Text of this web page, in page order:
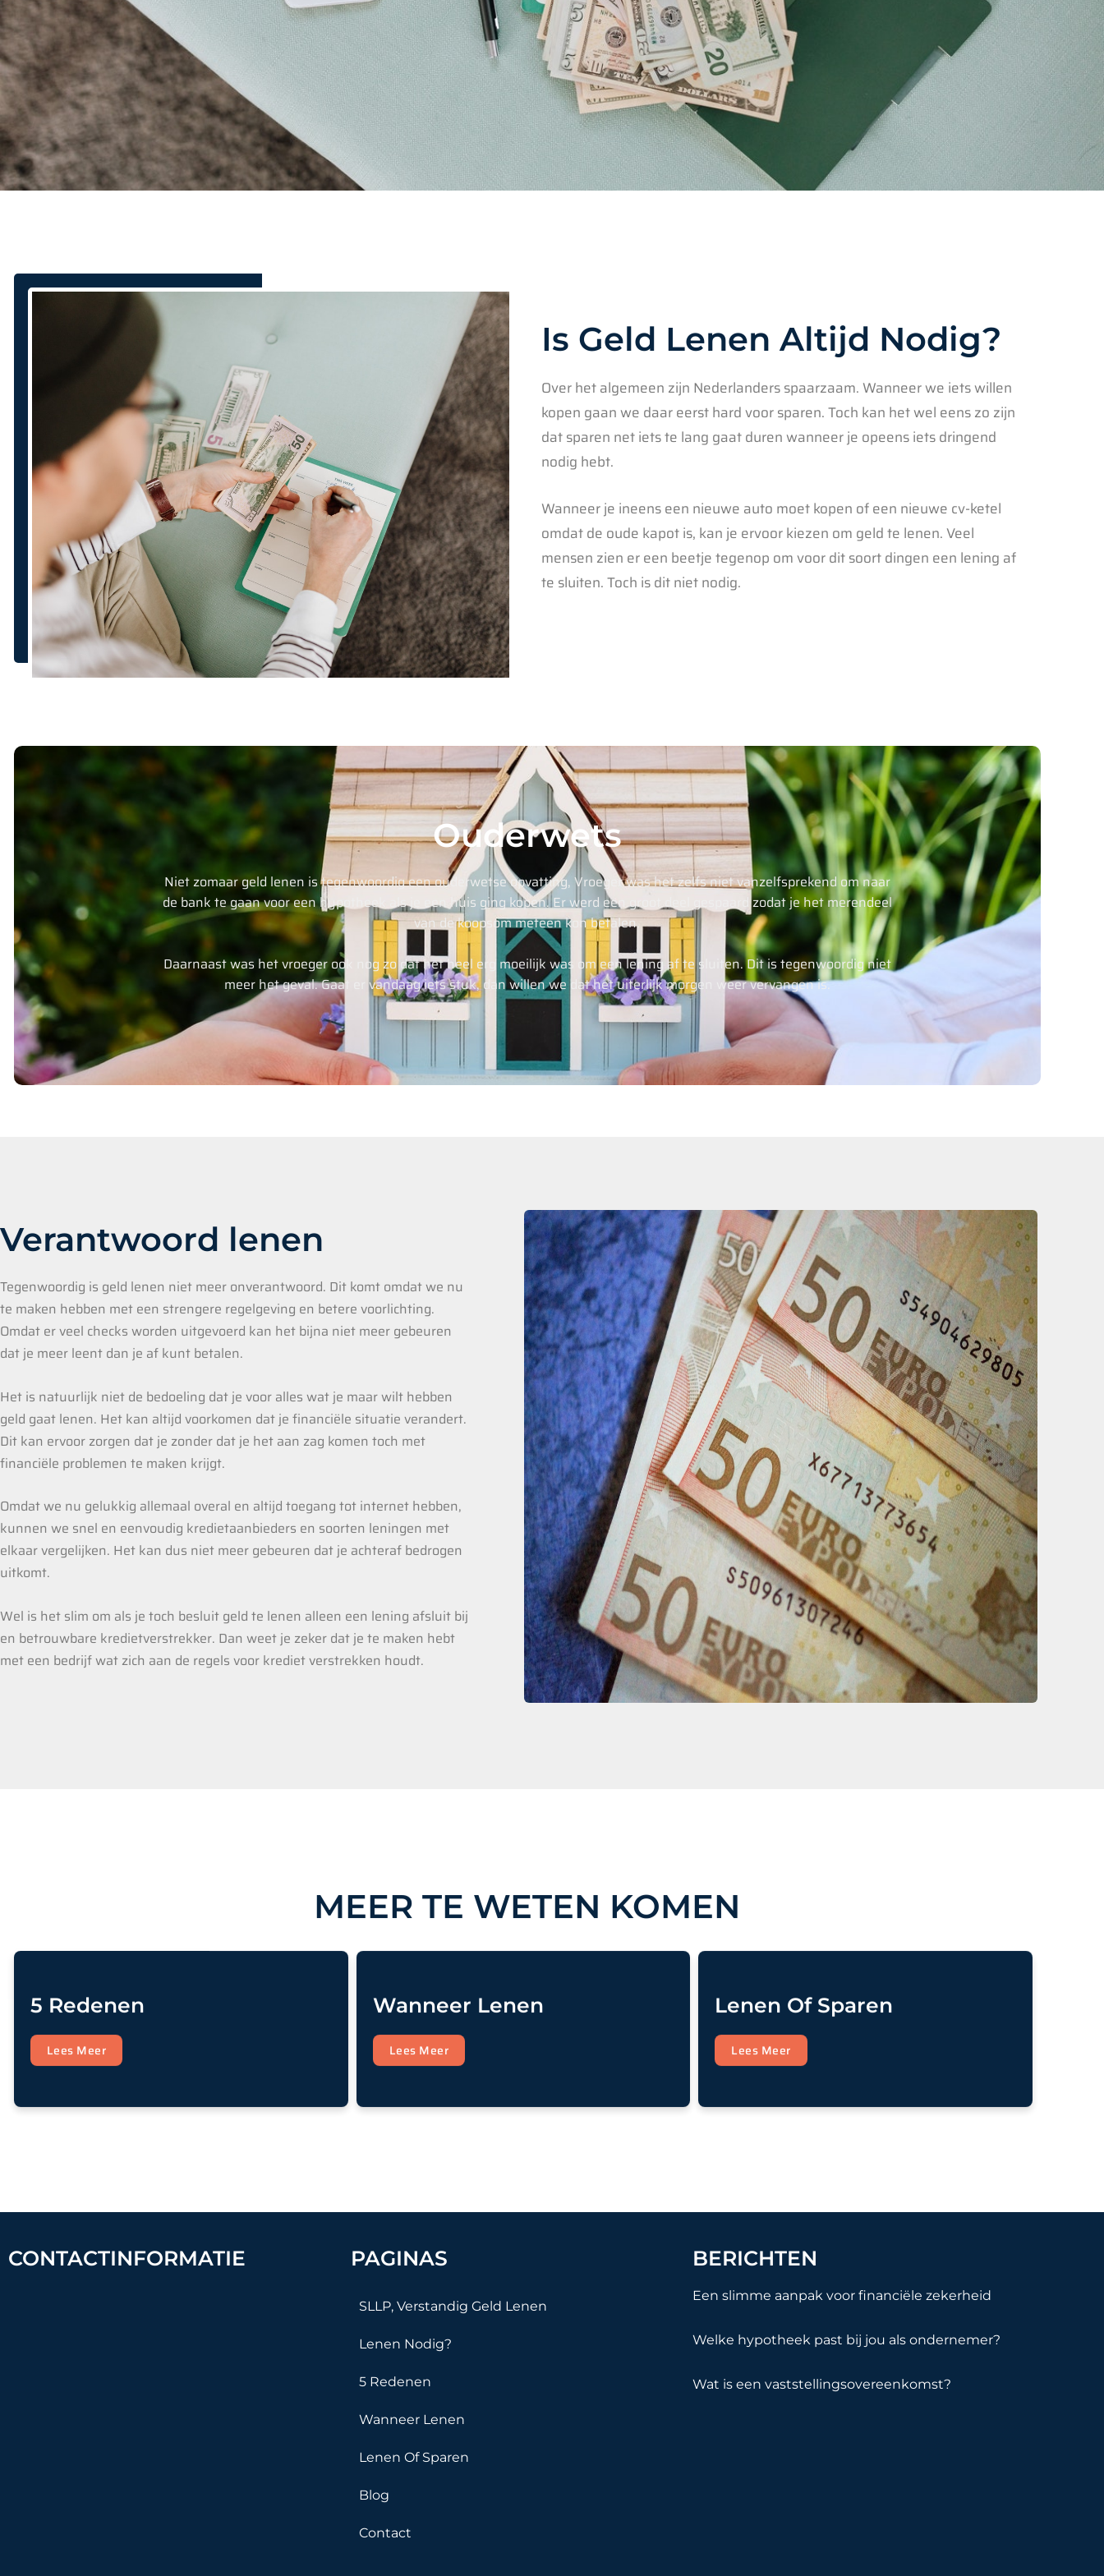
Is Geld Lenen Altijd Nodig?
Over het algemeen zijn Nederlanders spaarzaam. Wanneer we iets willen
kopen gaan we daar eerst hard voor sparen. Toch kan het wel eens zo zijn
dat sparen net iets te lang gaat duren wanneer je opeens iets dringend
nodig hebt.
Wanneer je ineens een nieuwe auto moet kopen of een nieuwe cv-ketel
omdat de oude kapot is, kan je ervoor kiezen om geld te lenen. Veel
mensen zien er een beetje tegenop om voor dit soort dingen een lening af
te sluiten. Toch is dit niet nodig.
Ouderwets
Niet zomaar geld lenen is tegenwoordig een ouderwetse opvatting, Vroeger was het zelfs niet vanzelfsprekend om naar
de bank te gaan voor een hypotheek als je een huis ging kopen. Er werd een groot deel gespaard zodat je het merendeel
van de koopsom meteen kon betalen.
Daarnaast was het vroeger ook nog zo dat het heel erg moeilijk was om een lening af te sluiten. Dit is tegenwoordig niet
meer het geval. Gaat er vandaag iets stuk, dan willen we dat het uiterlijk morgen weer vervangen is.
Verantwoord lenen
Tegenwoordig is geld lenen niet meer onverantwoord. Dit komt omdat we nu
te maken hebben met een strengere regelgeving en betere voorlichting.
Omdat er veel checks worden uitgevoerd kan het bijna niet meer gebeuren
dat je meer leent dan je af kunt betalen.
Het is natuurlijk niet de bedoeling dat je voor alles wat je maar wilt hebben
geld gaat lenen. Het kan altijd voorkomen dat je financiële situatie verandert.
Dit kan ervoor zorgen dat je zonder dat je het aan zag komen toch met
financiële problemen te maken krijgt.
Omdat we nu gelukkig allemaal overal en altijd toegang tot internet hebben,
kunnen we snel en eenvoudig kredietaanbieders en soorten leningen met
elkaar vergelijken. Het kan dus niet meer gebeuren dat je achteraf bedrogen
uitkomt.
Wel is het slim om als je toch besluit geld te lenen alleen een lening afsluit bij
en betrouwbare kredietverstrekker. Dan weet je zeker dat je te maken hebt
met een bedrijf wat zich aan de regels voor krediet verstrekken houdt.
MEER TE WETEN KOMEN
5 Redenen
Lees Meer
Wanneer Lenen
Lees Meer
Lenen Of Sparen
Lees Meer
CONTACTINFORMATIE PAGINAS
SLLP, Verstandig Geld Lenen
Lenen Nodig?
5 Redenen
Wanneer Lenen
Lenen Of Sparen
Blog
Contact
BERICHTEN
Een slimme aanpak voor financiële zekerheid
Welke hypotheek past bij jou als ondernemer?
Wat is een vaststellingsovereenkomst?